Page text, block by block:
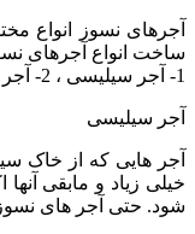
ساخت انواع آجرهای
1- آجر سیلیسی ، 2- آجر نسوز ویژه ، 3- آجر آلومینیومی ، 4- آجر نسوز قلیایی
آجر سیلیسی
آجر هایی که از خاک
خیلی زیاد و مابقی
شود. حتی آجر های نسوز